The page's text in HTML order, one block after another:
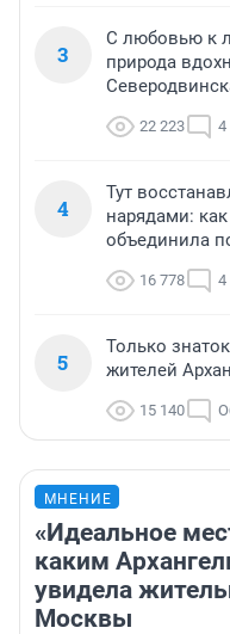
3
С любовью к
природа
22 223 4
4
Тут
нарядами:
объединила
16 778 4
5
Только
жителей
15 140
МНЕНИЕ
«Идеальное
каким
увидела
Москвы